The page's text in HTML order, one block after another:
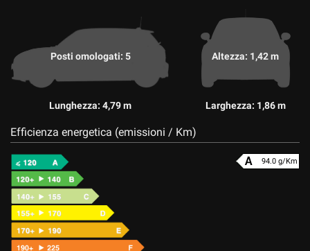
Posti omologati: 5
Lunghezza: 4,79 m
Altezza: 1,42 m
Larghezza: 1,86 m
Efficienza energetica (emissioni / Km)
94.0 g/Km